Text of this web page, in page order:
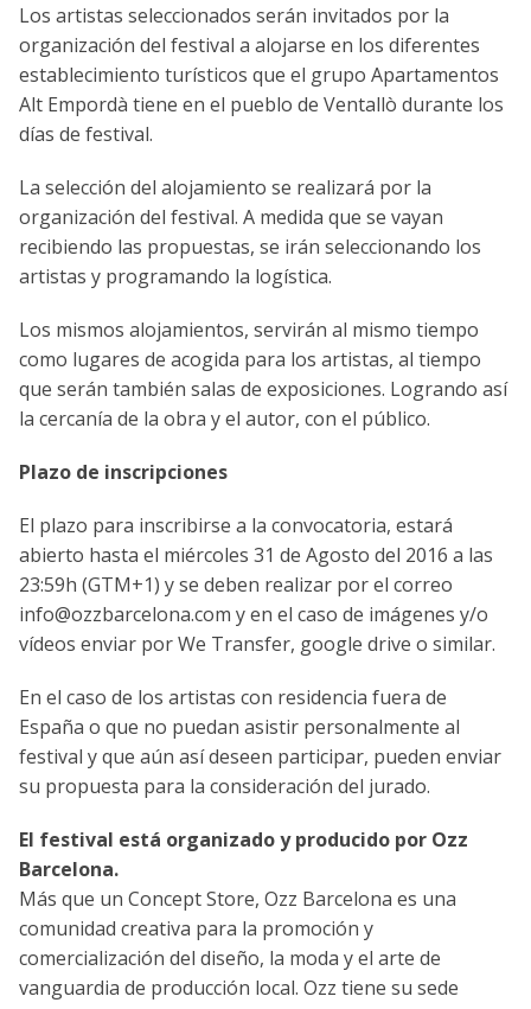
Los artistas seleccionados serán invitados por la
organización del festival a alojarse en los diferentes
establecimiento turísticos que el grupo Apartamentos
Alt Empordà tiene en el pueblo de Ventallò durante los
días de festival.
La selección del alojamiento se realizará por la
organización del festival. A medida que se vayan
recibiendo las propuestas, se irán seleccionando los
artistas y programando la logística.
Los mismos alojamientos, servirán al mismo tiempo
como lugares de acogida para los artistas, al tiempo
que serán también salas de exposiciones. Logrando así
la cercanía de la obra y el autor, con el público.
Plazo de inscripciones
El plazo para inscribirse a la convocatoria, estará
abierto hasta el miércoles 31 de Agosto del 2016 a las
23:59h (GTM+1) y se deben realizar por el correo
info@ozzbarcelona.com y en el caso de imágenes y/o
vídeos enviar por We Transfer, google drive o similar.
En el caso de los artistas con residencia fuera de
España o que no puedan asistir personalmente al
festival y que aún así deseen participar, pueden enviar
su propuesta para la consideración del jurado.
El festival está organizado y producido por Ozz
Barcelona.
Más que un Concept Store, Ozz Barcelona es una
comunidad creativa para la promoción y
comercialización del diseño, la moda y el arte de
vanguardia de producción local. Ozz tiene su sede